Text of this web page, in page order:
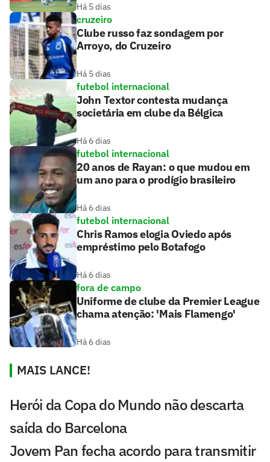
Há 5 dias
cruzeiro
Clube russo faz sondagem por
Arroyo, do Cruzeiro
Há 5 dias
futebol internacional
John Textor contesta mudança
societária em clube da Bélgica
Há 6 dias
futebol internacional
20 anos de Rayan: o que mudou em
um ano para o prodígio brasileiro
Há 6 dias
futebol internacional
Chris Ramos elogia Oviedo após
empréstimo pelo Botafogo
Há 6 dias
fora de campo
Uniforme de clube da Premier League
chama atenção: 'Mais Flamengo'
Há 6 dias
MAIS LANCE!
Herói da Copa do Mundo não descarta
saída do Barcelona
Jovem Pan fecha acordo para transmitir